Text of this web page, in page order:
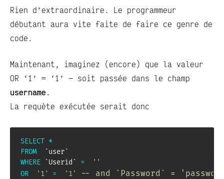
Rien d’extraordinaire. Le programmeur
débutant aura vite faite de faire ce genre de
code.
Maintenant, imaginez (encore) que la valeur
OR ‘1’ = ‘1’ — soit passée dans le champ
username.
La requète exécutée serait donc
SELECT *
FROM
`user`
WHERE `Userid` =
''
OR
'1' = '1' -- and `Password` =